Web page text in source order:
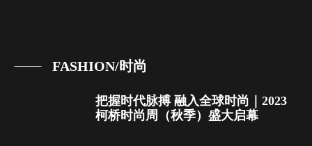
FASHION/时尚
把握时代脉搏 融入全球时尚｜2023
柯桥时尚周（秋季）盛大启幕